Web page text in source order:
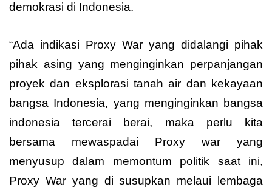
demokrasi di Indonesia.
“Ada indikasi Proxy War yang didalangi pihak
pihak asing yang menginginkan perpanjangan
proyek dan eksplorasi tanah air dan kekayaan
bangsa Indonesia, yang menginginkan bangsa
indonesia tercerai berai, maka perlu kita
bersama mewaspadai Proxy war yang
menyusup dalam memontum politik saat ini,
Proxy War yang di susupkan melaui lembaga